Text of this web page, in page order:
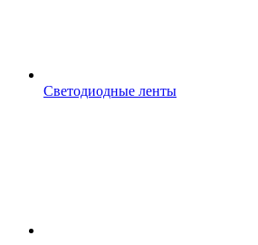
Светодиодные ленты